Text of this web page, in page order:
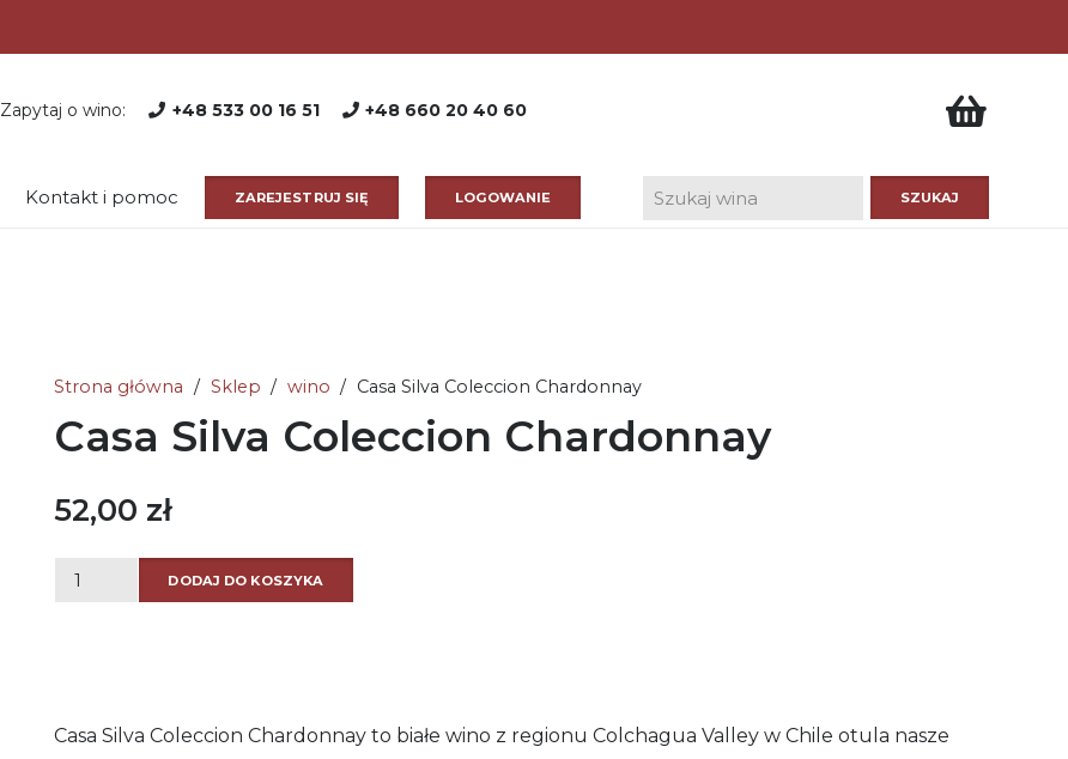
Zapytaj o wino: +48 533 00 16 51 +48 660 20 40 60
Kontakt i pomoc ZAREJESTRUJ SIĘ LOGOWANIE
Strona główna / Sklep / wino / Casa Silva Coleccion Chardonnay
Casa Silva Coleccion Chardonnay
52,00 zł
ilość
DODAJ DO KOSZYKA
Casa Silva Coleccion Chardonnay to białe wino z regionu Colchagua Valley w Chile otula nasze